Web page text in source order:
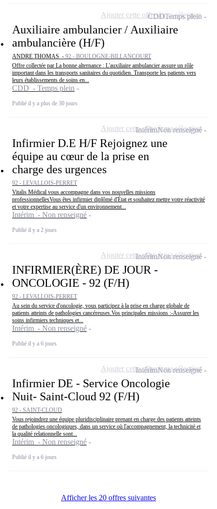
Auxiliaire ambulancier / Auxiliaire
ambulancière (H/F)
ANDRE THOMAS - 92 - BOULOGNE-BILLANCOURT
Offre collectée par La bonne alternance : L'auxiliaire ambulancier assure un rôle
important dans les transports sanitaires du quotidien. Transporte les patients vers
leurs établissements de soins en...
CDD - Temps plein
Publié il y a plus de 30 jours
CDDTemps plein
Ajouter cette offre à ma sélection
Infirmier D.E H/F Rejoignez une
équipe au cœur de la prise en
charge des urgences
92 - LEVALLOIS-PERRET
Vitalis Médical vous accompagne dans vos nouvelles missions
professionnellesVous êtes infirmier diplômé d'État et souhaitez mettre votre réactivité
et votre expertise au service d'un environnement...
Intérim - Non renseigné
Publié il y a 2 jours
IntérimNon renseigné
Ajouter cette offre à ma sélection
INFIRMIER(ÈRE) DE JOUR -
ONCOLOGIE - 92 (F/H)
92 - LEVALLOIS-PERRET
Au sein du service d'oncologie, vous participez à la prise en charge globale de
patients atteints de pathologies cancéreuses.Vos principales missions :-Assurer les
soins infirmiers techniques et...
Intérim - Non renseigné
Publié il y a 6 jours
IntérimNon renseigné
Ajouter cette offre à ma sélection
Infirmier DE - Service Oncologie
Nuit- Saint-Cloud 92 (F/H)
92 - SAINT-CLOUD
Vous rejoindrez une équipe pluridisciplinaire prenant en charge des patients atteints
de pathologies oncologiques, dans un service où l'accompagnement, la technicité et
la qualité relationnelle sont...
Intérim - Non renseigné
Publié il y a 6 jours
IntérimNon renseigné
Ajouter cette offre à ma sélection
Afficher les 20 offres suivantes